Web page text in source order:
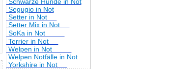
Segugio in Not
Setter in Not
Setter Mix in Not
SoKa in Not
Terrier in Not
Welpen in Not
Welpen Notfälle in Not
Yorkshire in Not